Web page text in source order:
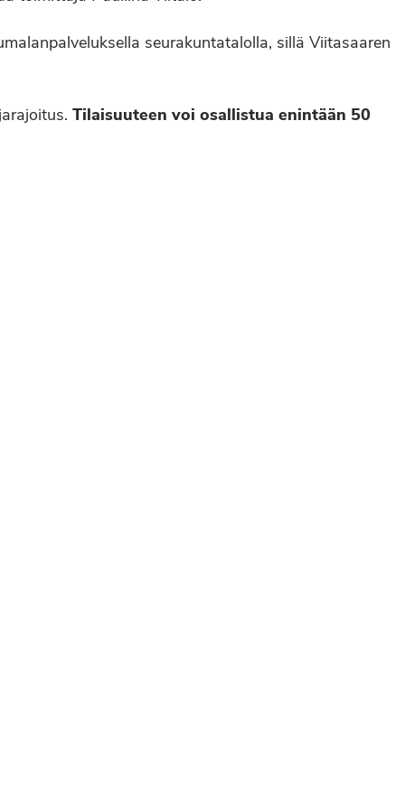
seurakuntatalolla, sillä Viitasaaren
Tilaisuuteen voi osallistua enintään 50